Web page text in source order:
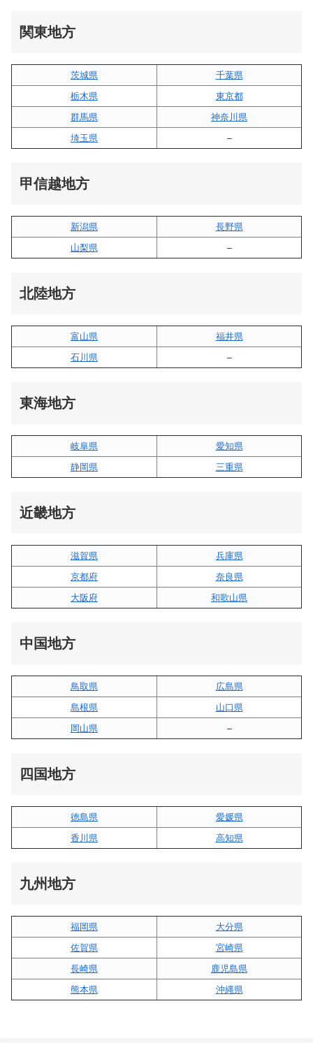
関東地方
茨城県
千葉県
栃木県
東京都
群馬県
神奈川県
埼玉県
–
甲信越地方
新潟県
長野県
山梨県
–
北陸地方
富山県
福井県
石川県
–
東海地方
岐阜県
愛知県
静岡県
三重県
近畿地方
滋賀県
兵庫県
京都府
奈良県
大阪府
和歌山県
中国地方
鳥取県
広島県
島根県
山口県
岡山県
–
四国地方
徳島県
愛媛県
香川県
高知県
九州地方
福岡県
大分県
佐賀県
宮崎県
長崎県
鹿児島県
熊本県
沖縄県